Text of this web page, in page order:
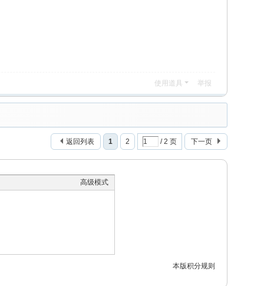
使用道具 举报
1 2 / 2 页 下一页
返回列表
高级模式
本版积分规则